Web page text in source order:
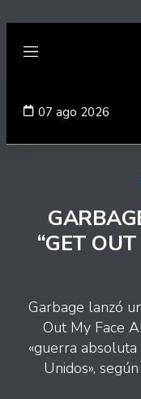
Menú
07 ago 2026
“GET
Garbage lanzó
Out My Face
«guerra
Unidos»,